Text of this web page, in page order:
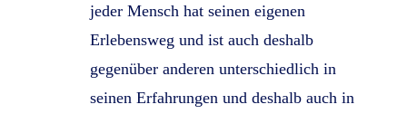
jeder Mensch hat seinen eigenen
Erlebensweg und ist auch deshalb
gegenüber anderen unterschiedlich in
seinen Erfahrungen und deshalb auch in